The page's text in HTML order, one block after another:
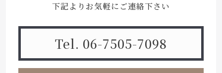
下記よりお気軽にご連絡下さい
Tel. 06-7505-7098